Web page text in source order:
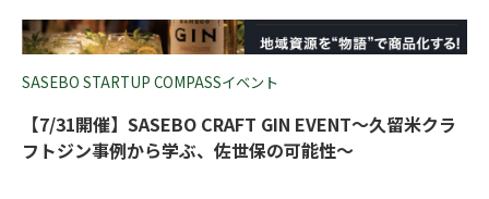
SASEBO STARTUP COMPASSイベント
【7/31開催】SASEBO CRAFT GIN EVENT～久留米クラ
フトジン事例から学ぶ、佐世保の可能性～